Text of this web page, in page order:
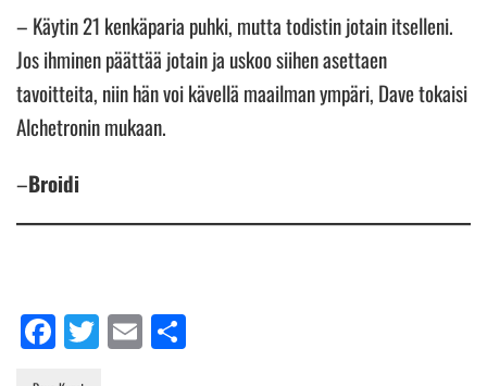
– Käytin 21 kenkäparia puhki, mutta todistin jotain itselleni.
Jos ihminen päättää jotain ja uskoo siihen asettaen
tavoitteita, niin hän voi kävellä maailman ympäri, Dave tokaisi
Alchetronin mukaan.
–Broidi
Facebook
Twitter
Email